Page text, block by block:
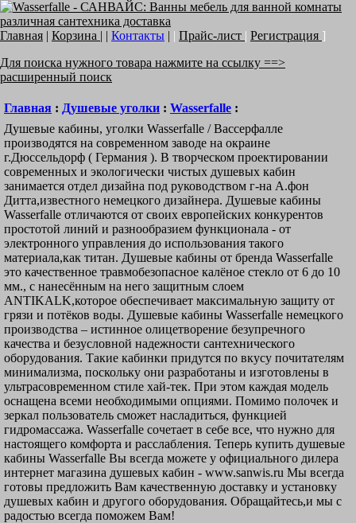
Главная | Корзина | | Контакты | | Прайс-лист | Регистрация ]
Для поиска нужного товара нажмите на ссылку ==>
расширенный поиск
Главная : Душевые уголки : Wasserfalle :
Душевые кабины, уголки Wasserfalle / Вассерфалле
производятся на современном заводе на окраине
г.Дюссельдорф ( Германия ). В творческом проектировании
современных и экологически чистых душевых кабин
занимается отдел дизайна под руководством г-на А.фон
Дитта,известного немецкого дизайнера. Душевые кабины
Wasserfalle отличаются от своих европейских конкурентов
простотой линий и разнообразием функционала - от
электронного управления до использования такого
материала,как титан. Душевые кабины от бренда Wasserfalle
это качественное травмобезопасное калёное стекло от 6 до 10
мм., с нанесённым на него защитным слоем
ANTIKALK,которое обеспечивает максимальную защиту от
грязи и потёков воды. Душевые кабины Wasserfalle немецкого
производства – истинное олицетворение безупречного
качества и безусловной надежности сантехнического
оборудования. Такие кабинки придутся по вкусу почитателям
минимализма, поскольку они разработаны и изготовлены в
ультрасовременном стиле хай-тек. При этом каждая модель
оснащена всеми необходимыми опциями. Помимо полочек и
зеркал пользователь сможет насладиться, функцией
гидромассажа. Wasserfalle сочетает в себе все, что нужно для
настоящего комфорта и расслабления. Теперь купить душевые
кабины Wasserfalle Вы всегда можете у официального дилера
интернет магазина душевых кабин - www.sanwis.ru Мы всегда
готовы предложить Вам качественную доставку и установку
душевых кабин и другого оборудования. Обращайтесь,и мы c
радостью всегда поможем Вам!